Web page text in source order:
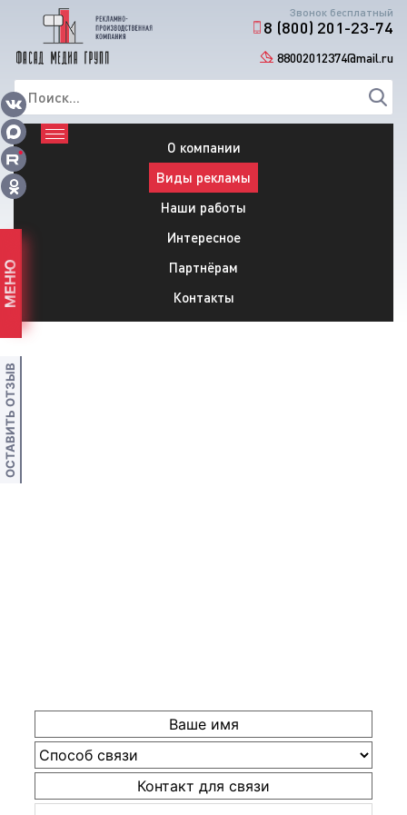
Звонок бесплатный
8 (800) 201-23-74
88002012374@mail.ru
О компании
Виды рекламы
Наши работы
Интересное
Партнёрам
Контакты
МЕНЮ
ОСТАВИТЬ ОТЗЫВ